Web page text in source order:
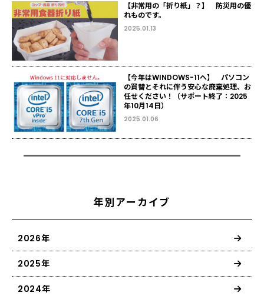
【非常用の「折り紙」？】 防災用の優
れものです。
2025.01.13
【今年はWINDOWS-11へ】 パソコン
の買替とそれに伴う安心な廃棄処理、お
任せください！（サポート終了：2025
年10月14日）
2025.01.06
年別アーカイブ
2026年
2025年
2024年